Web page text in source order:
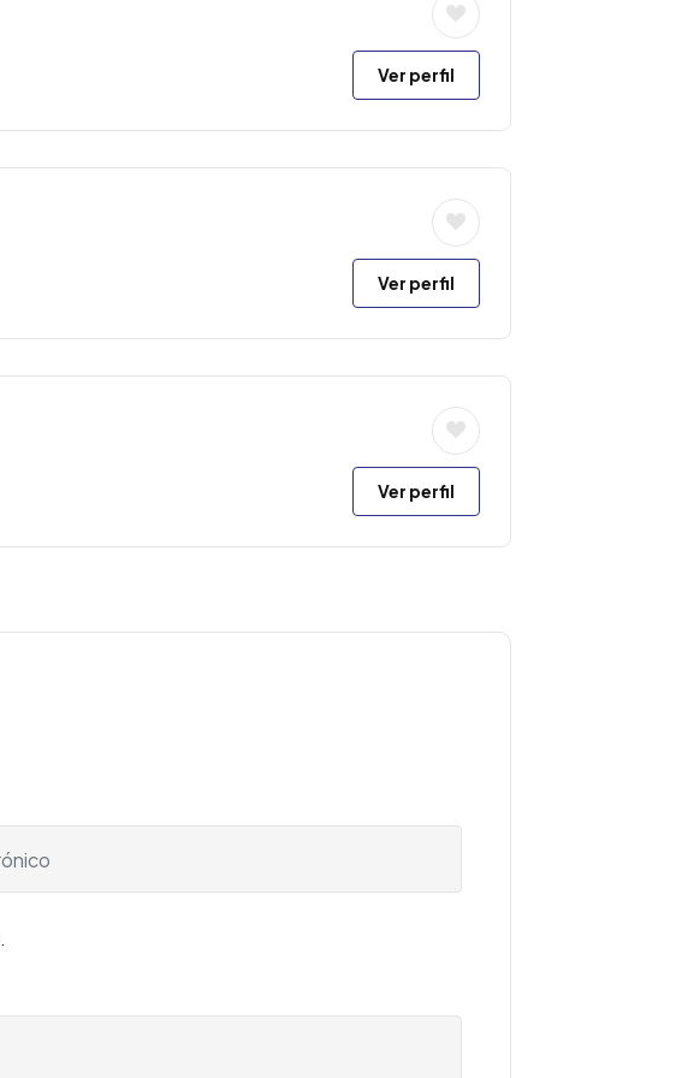
Ver perfil
Ver perfil
Ver perfil